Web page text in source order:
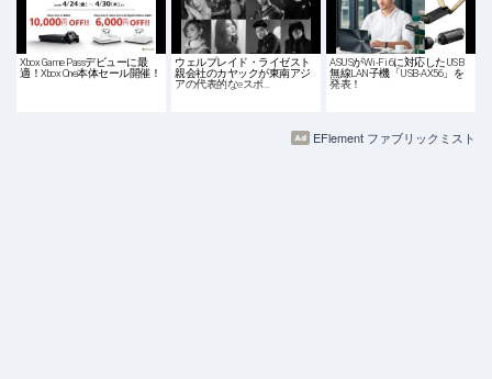
Xbox Game Passデビューに最
適！Xbox One本体セール開催！
ウェルプレイド・ライゼスト
親会社のカヤックが東南アジ
アの代表的なeスポ…
ASUSがWi-Fi 6に対応したUSB
無線LAN子機「USB-AX56」を
発表！
EFlement ファブリックミスト